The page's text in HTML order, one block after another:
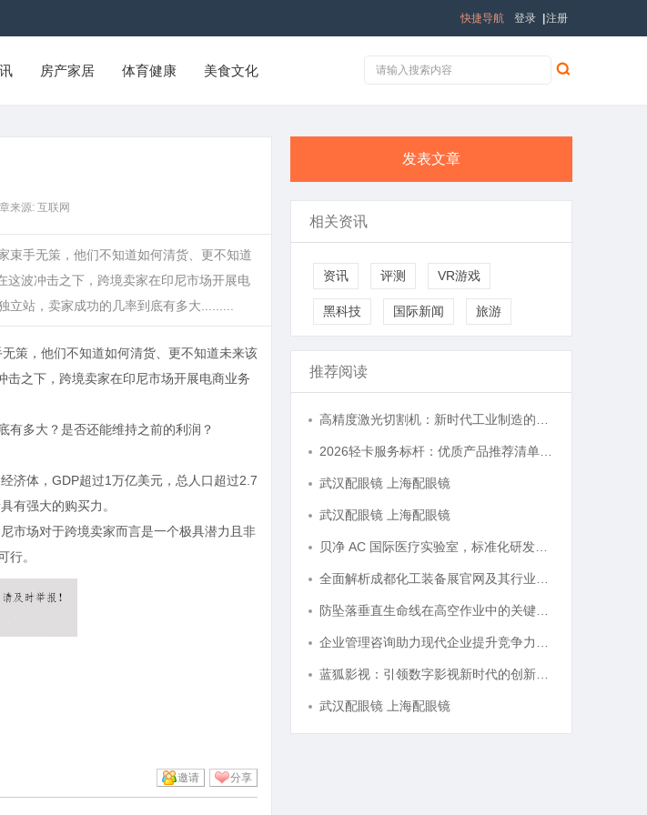
登录 注册
快捷导航
房产家居 体育健康 美食文化
来源: 互联网
束手无策，他们不知道如何清货、更不知道
波冲击之下，跨境卖家在印尼市场开展电
站，卖家成功的几率到底有多大.........
策，他们不知道如何清货、更不知道未来该
之下，跨境卖家在印尼市场开展电商业务
有多大？是否还能维持之前的利润？
济体，GDP超过1万亿美元，总人口超过2.7
有强大的购买力。
市场对于跨境卖家而言是一个极具潜力且非
行。
分享
邀请
发表文章
相关资讯
资讯 评测 VR游戏
黑科技 国际新闻 旅游
推荐阅读
武汉配眼镜 上海配眼镜
武汉配眼镜 上海配眼镜
武汉配眼镜 上海配眼镜